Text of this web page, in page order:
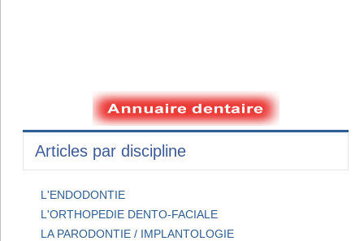
Articles par discipline
L'ENDODONTIE
L'ORTHOPEDIE DENTO-FACIALE
LA PARODONTIE / IMPLANTOLOGIE